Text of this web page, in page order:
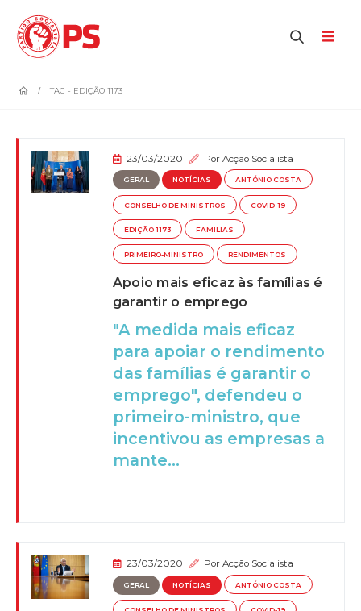
TAG - EDIÇÃO 1173
23/03/2020 PorAcção Socialista
GERAL NOTÍCIAS ANTÓNIO COSTA
CONSELHO DE MINISTROS COVID-19
EDIÇÃO 1173 FAMILIAS
PRIMEIRO-MINISTRO RENDIMENTOS
Apoio mais eficaz às famílias é
garantir o emprego
"A medida mais eficaz
para apoiar o rendimento
das famílias é garantir o
emprego", defendeu o
primeiro-ministro, que
incentivou as empresas a
mante...
23/03/2020 PorAcção Socialista
GERAL NOTÍCIAS ANTÓNIO COSTA